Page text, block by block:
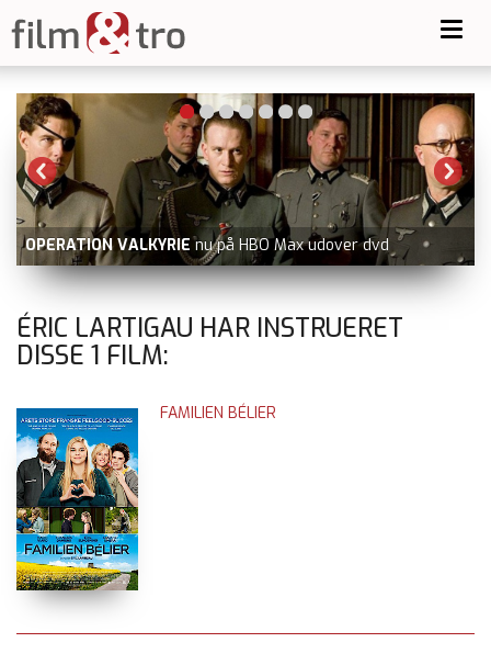
OPERATION VALKYRIE nu på HBO Max udover dvd
ÉRIC LARTIGAU HAR INSTRUERET
DISSE 1 FILM:
FAMILIEN BÉLIER